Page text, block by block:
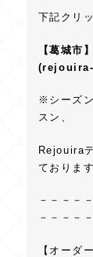
下記クリ
【葛城市
※シーズ
スン、
Rejouira
ております
－－－－
－－－－
【オーダ